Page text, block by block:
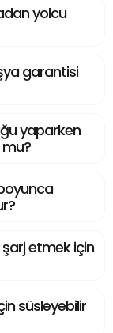
yolcu
garantisi
yaparken
mu?
etmek için
süsleyebilir